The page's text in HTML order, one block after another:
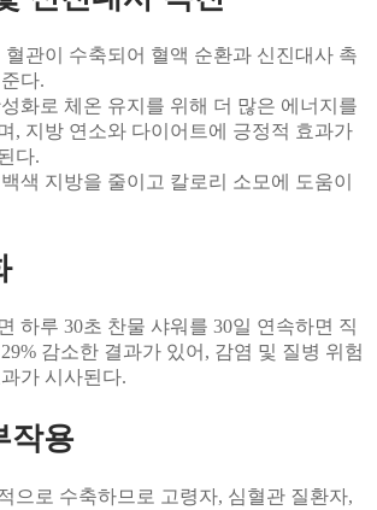
혈관이 수축되어 혈액 순환과 신진대사 촉
다.
화로 체온 유지를 위해 더 많은 에너지를
, 지방 연소와 다이어트에 긍정적 효과가
다.
색 지방을 줄이고 칼로리 소모에 도움이
하루 30초 찬물 샤워를 30일 연속하면 직
감소한 결과가 있어, 감염 및 질병 위험
가 시사된다.
작용
으로 수축하므로 고령자, 심혈관 질환자,